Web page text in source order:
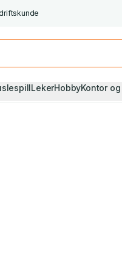
LekerHobbyKontor